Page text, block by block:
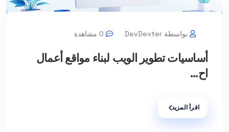
بواسطة DevDexter
أساسيات تطوير الويب لبناء مواقع أعمال
اح...
اقرأ المزيد